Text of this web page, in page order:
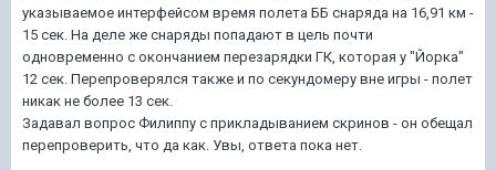
указываемое интерфейсом время полета ББ снаряда на 16,91 км -
15 сек. На деле же снаряды попадают в цель почти
одновременно с окончанием перезарядки ГК, которая у "Йорка"
12 сек. Перепроверялся также и по секундомеру вне игры - полет
никак не более 13 сек.
Задавал вопрос Филиппу с прикладыванием скринов - он обещал
перепроверить, что да как. Увы, ответа пока нет.